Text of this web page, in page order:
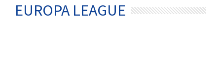
EUROPA LEAGUE